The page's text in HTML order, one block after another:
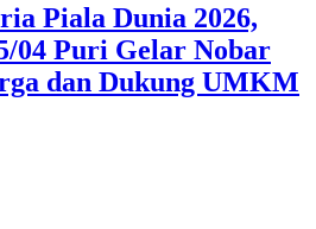
Piala Dunia 2026,
04 Puri Gelar Nobar
dan Dukung UMKM